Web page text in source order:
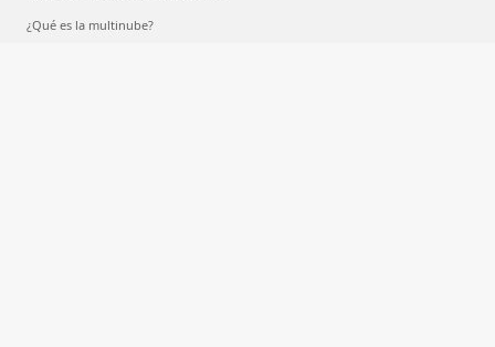
¿Qué es la multinube?